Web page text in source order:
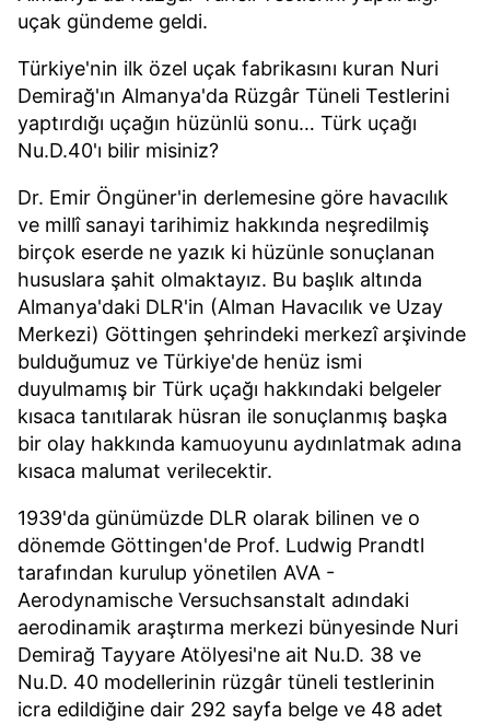
uçak gündeme geldi.
Türkiye'nin ilk özel uçak fabrikasını kuran Nuri
Demirağ'ın Almanya'da Rüzgâr Tüneli Testlerini
yaptırdığı uçağın hüzünlü sonu… Türk uçağı
Nu.D.40'ı bilir misiniz?
Dr. Emir Öngüner'in derlemesine göre havacılık
ve millî sanayi tarihimiz hakkında neşredilmiş
birçok eserde ne yazık ki hüzünle sonuçlanan
hususlara şahit olmaktayız. Bu başlık altında
Almanya'daki DLR'in (Alman Havacılık ve Uzay
Merkezi) Göttingen şehrindeki merkezî arşivinde
bulduğumuz ve Türkiye'de henüz ismi
duyulmamış bir Türk uçağı hakkındaki belgeler
kısaca tanıtılarak hüsran ile sonuçlanmış başka
bir olay hakkında kamuoyunu aydınlatmak adına
kısaca malumat verilecektir.
1939'da günümüzde DLR olarak bilinen ve o
dönemde Göttingen'de Prof. Ludwig Prandtl
tarafından kurulup yönetilen AVA -
Aerodynamische Versuchsanstalt adındaki
aerodinamik araştırma merkezi bünyesinde Nuri
Demirağ Tayyare Atölyesi'ne ait Nu.D. 38 ve
Nu.D. 40 modellerinin rüzgâr tüneli testlerinin
icra edildiğine dair 292 sayfa belge ve 48 adet